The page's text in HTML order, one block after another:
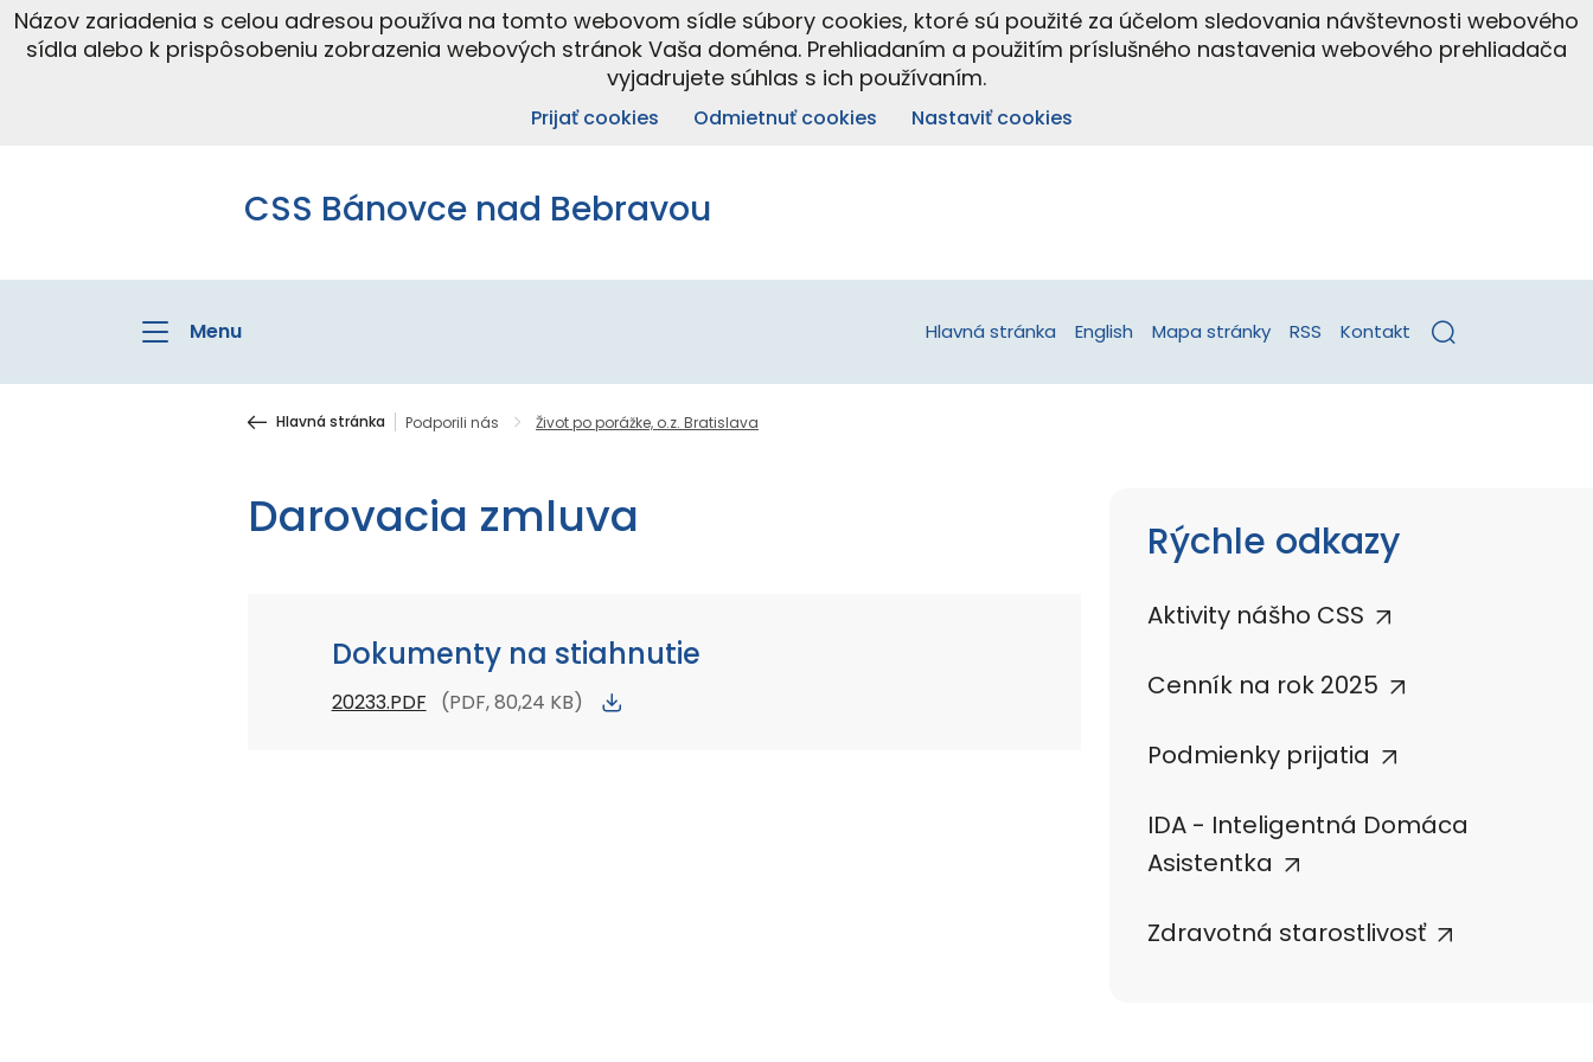
Názov zariadenia s celou adresou používa na tomto webovom sídle súbory cookies, ktoré sú použité za účelom sledovania návštevnosti webového
sídla alebo k prispôsobeniu zobrazenia webových stránok Vaša doména. Prehliadaním a použitím príslušného nastavenia webového prehliadača
vyjadrujete súhlas s ich používaním.
Prijať cookies Odmietnuť cookies Nastaviť cookies
CSS Bánovce nad Bebravou
Menu Hlavná stránka English Mapa stránky RSS Kontakt
Hlavná stránka Podporili nás Život po porážke, o.z. Bratislava
Darovacia zmluva
Dokumenty na stiahnutie
20233.PDF (PDF, 80,24 KB)
Rýchle odkazy
Aktivity nášho CSS
Cenník na rok 2025
Podmienky prijatia
IDA - Inteligentná Domáca
Asistentka
Zdravotná starostlivosť